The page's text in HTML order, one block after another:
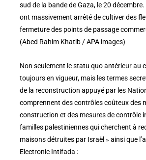
sud de la bande de Gaza, le 20
ont massivement arrêté de cultiver des
fermeture des points de passage
(Abed Rahim Khatib / APA images)
Non seulement le statu quo antérieur au
toujours en vigueur, mais les termes
de la reconstruction appuyé par les
comprennent des contrôles coûteux des
construction et des mesures de contrôle
familles palestiniennes qui cherchent à
maisons détruites par Israël » ainsi que
Electronic Intifada :